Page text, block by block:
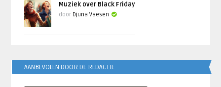
Muziek over Black Friday
door Djuna Vaesen
AANBEVOLEN DOOR DE REDACTIE